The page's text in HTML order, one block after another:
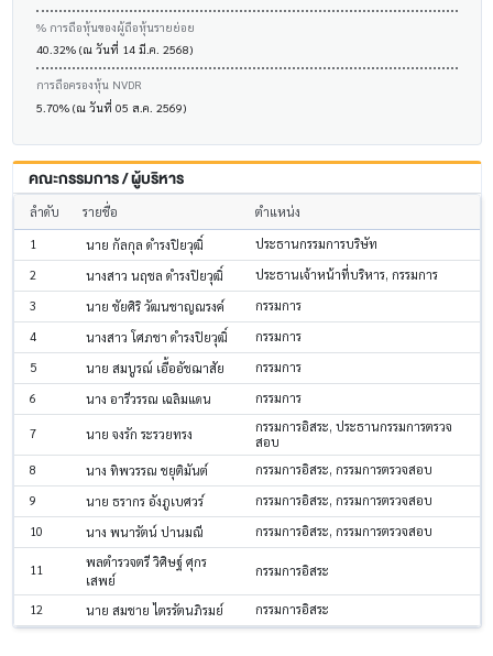
% การถือหุ้นของผู้ถือหุ้นรายย่อย
40.32% (ณ วันที่ 14 มี.ค. 2568)
การถือครองหุ้น NVDR
5.70% (ณ วันที่ 05 ส.ค. 2569)
คณะกรรมการ / ผู้บริหาร
ลำดับ รายชื่อ
ตำแหน่ง
1
นาย กัลกุล ดำรงปิยวุฒิ์
ประธานกรรมการบริษัท
2
นางสาว นฤชล ดำรงปิยวุฒิ์
ประธานเจ้าหน้าที่บริหาร, กรรมการ
3
นาย ชัยศิริ วัฒนชาญณรงค์
กรรมการ
4
นางสาว โศภชา ดำรงปิยวุฒิ์
กรรมการ
5
นาย สมบูรณ์ เอื้ออัชฌาสัย
กรรมการ
6
นาง อารีวรรณ เฉลิมแดน กรรมการ
7 นาย จงรัก ระรวยทรง
กรรมการอิสระ, ประธานกรรมการตรวจ
สอบ
8
นาง ทิพวรรณ ชยุติมันต์
กรรมการอิสระ, กรรมการตรวจสอบ
9
นาย ธรากร อังภูเบศวร์
กรรมการอิสระ, กรรมการตรวจสอบ
10
นาง พนารัตน์ ปานมณี กรรมการอิสระ, กรรมการตรวจสอบ
11
พลตำรวจตรี วิศิษฐ์ ศุกร
เสพย์
กรรมการอิสระ
12 นาย สมชาย ไตรรัตนภิรมย์ กรรมการอิสระ